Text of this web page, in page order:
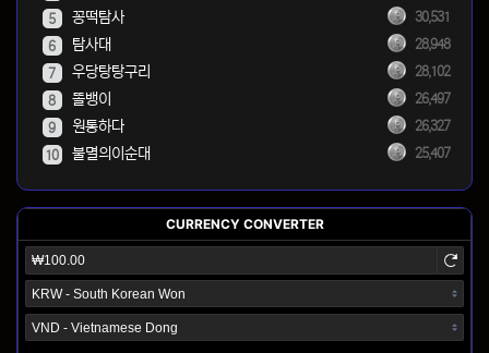
5 꽁떡탐사 30,531
6 탐사대 28,948
7 우당탕탕구리 28,102
8 똘뱅이 26,497
9 원통하다 26,327
10 불멸의이순대 25,407